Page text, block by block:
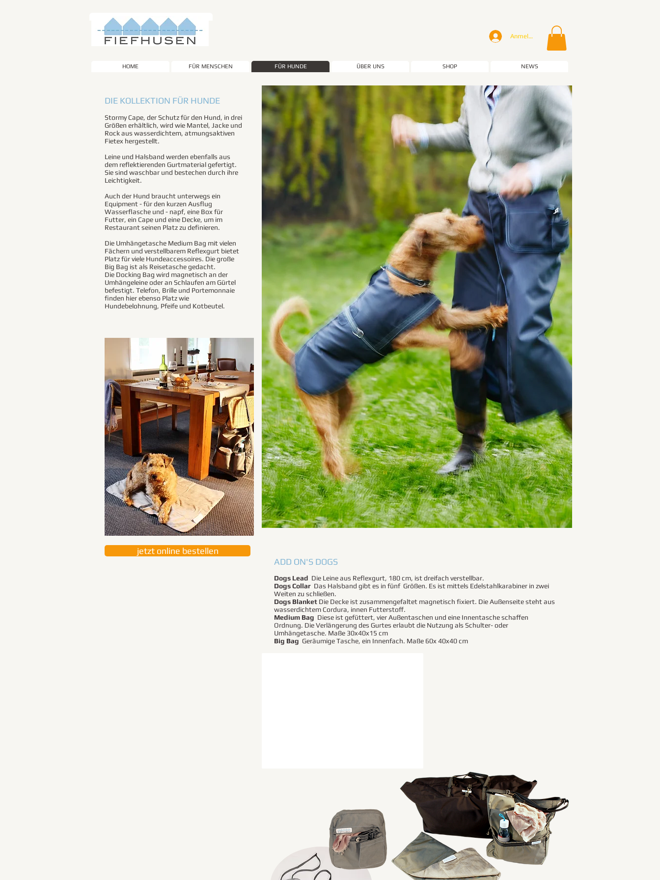
MY BUTTON
Anmelden
HOME FÜR MENSCHEN FÜR HUNDE ÜBER UNS SHOP NEWS
DIE KOLLEKTION FÜR HUNDE
Stormy Cape, der Schutz für den Hund, in drei
Größen erhältlich, wird wie Mantel, Jacke und
Rock aus wasserdichtem, atmungsaktiven
Fietex hergestellt.
Leine und Halsband werden ebenfalls aus
dem reflektierenden Gurtmaterial gefertigt.
Sie sind waschbar und bestechen durch ihre
Leichtigkeit.
Auch der Hund braucht unterwegs ein
Equipment - für den kurzen Ausflug
Wasserflasche und - napf, eine Box für
Futter, ein Cape und eine Decke, um im
Restaurant seinen Platz zu definieren.
Die Umhängetasche Medium Bag mit vielen
Fächern und verstellbarem Reflexgurt bietet
Platz für viele Hundeaccessoires. Die große
Big Bag ist als Reisetasche gedacht.
Die Docking Bag wird magnetisch an der
Umhängeleine oder an Schlaufen am Gürtel
befestigt. Telefon, Brille und Portemonnaie
finden hier ebenso Platz wie
Hundebelohnung, Pfeife und Kotbeutel.
jetzt online bestellen
ADD ON'S DOGS
Dogs Lead Die Leine aus Reflexgurt, 180 cm, ist dreifach verstellbar.
Dogs Collar Das Halsband gibt es in fünf Größen. Es ist mittels Edelstahlkarabiner in zwei
Weiten zu schließen.
Dogs Blanket Die Decke ist zusammengefaltet magnetisch fixiert. Die Außenseite steht aus
wasserdichtem Cordura, innen Futterstoff.
Medium Bag Diese ist gefüttert, vier Außentaschen und eine Innentasche schaffen
Ordnung. Die Verlängerung des Gurtes erlaubt die Nutzung als Schulter- oder
Umhängetasche. Maße 30x40x15 cm
Big Bag Geräumige Tasche, ein Innenfach. Maße 60x 40x40 cm